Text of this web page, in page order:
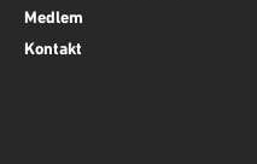
Medlem
Kontakt